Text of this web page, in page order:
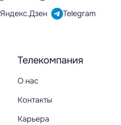
Телекомпания
О нас
Контакты
Карьера
Яндекс.Дзен
Telegram